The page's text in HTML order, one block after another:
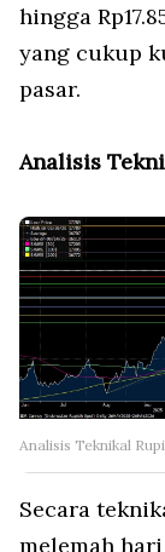
hingga
yang cukup
pasar.
Analisis
Analisis Teknikal
Secara
melemah